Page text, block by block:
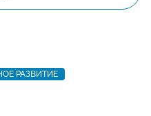
РАЗВИТИЕ